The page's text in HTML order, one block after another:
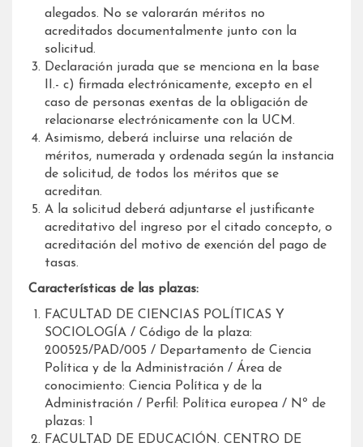
alegados. No se valorarán méritos no
acreditados documentalmente junto con la
solicitud.
Declaración jurada que se menciona en la base
II.- c) firmada electrónicamente, excepto en el
caso de personas exentas de la obligación de
relacionarse electrónicamente con la UCM.
Asimismo, deberá incluirse una relación de
méritos, numerada y ordenada según la instancia
de solicitud, de todos los méritos que se
acreditan.
A la solicitud deberá adjuntarse el justificante
acreditativo del ingreso por el citado concepto, o
acreditación del motivo de exención del pago de
tasas.
Características de las plazas:
FACULTAD DE CIENCIAS POLÍTICAS Y
SOCIOLOGÍA / Código de la plaza:
200525/PAD/005 / Departamento de Ciencia
Política y de la Administración / Área de
conocimiento: Ciencia Política y de la
Administración / Perfil: Política europea / Nº de
plazas: 1
FACULTAD DE EDUCACIÓN. CENTRO DE